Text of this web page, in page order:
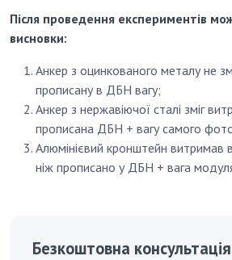
Після проведення експериментів
висновки:
Анкер з оцинкованого металу не
прописану в ДБН вагу;
Анкер з нержавіючої сталі зміг
прописана ДБН + вагу самого
Алюмінієвий кронштейн витримав
ніж прописано у ДБН + вага
Безкоштовна консультація